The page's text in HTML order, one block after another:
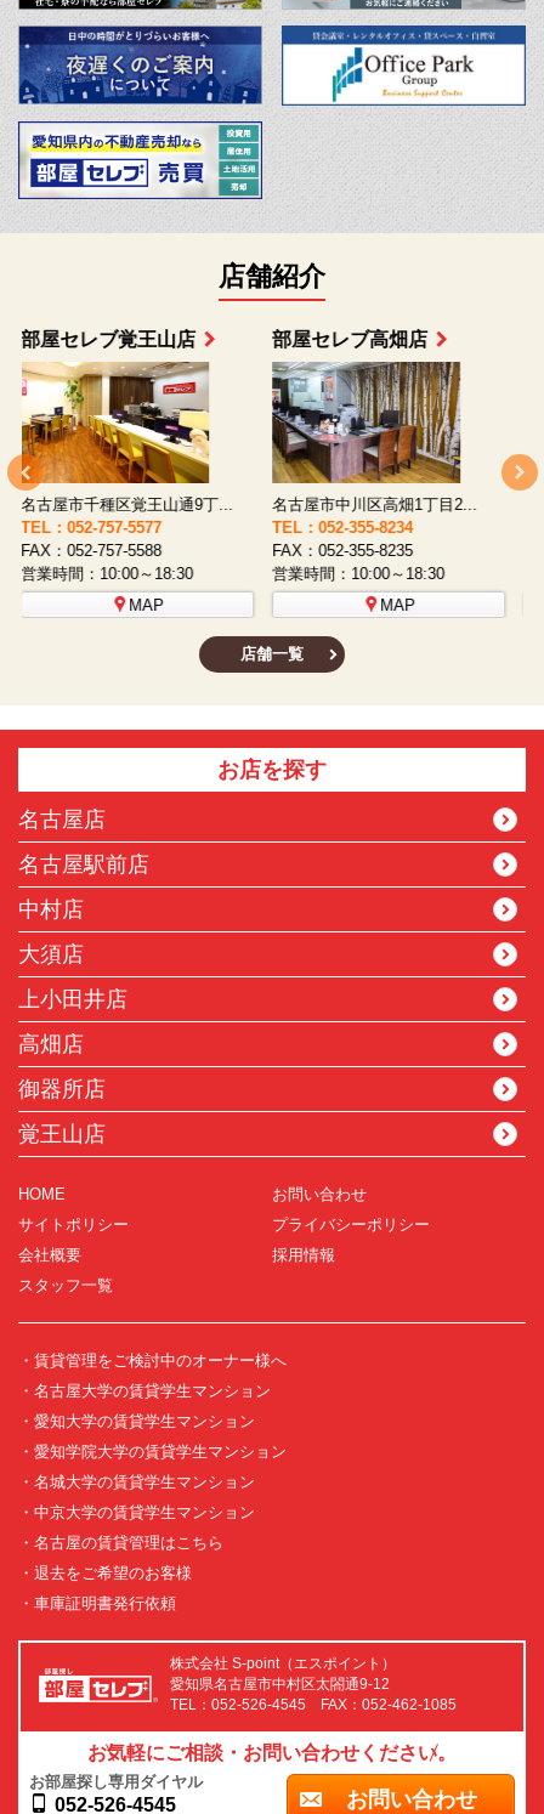
店舗紹介
部屋セレブ上小田井店
名古屋市西区八筋町277 ...
TEL：052-508-5933
FAX：052-508-5930
営業時間：10:00～18:30
MAP
部屋セレブ中村店
名古屋市中村区太閤通9-1...
TEL：052-481-0853
FAX：052-481-3587
営業時間：10:00～18:30
MAP
店舗一覧
お店を探す
名古屋店
名古屋駅前店
中村店
大須店
上小田井店
高畑店
御器所店
覚王山店
HOME
お問い合わせ
サイトポリシー
プライバシーポリシー
会社概要
採用情報
スタッフ一覧
・賃貸管理をご検討中のオーナー様へ
・名古屋大学の賃貸学生マンション
・愛知大学の賃貸学生マンション
・愛知学院大学の賃貸学生マンション
・名城大学の賃貸学生マンション
・中京大学の賃貸学生マンション
・名古屋の賃貸管理はこちら
・退去をご希望のお客様
・車庫証明書発行依頼
株式会社 S-point（エスポイント）
愛知県名古屋市中村区太閤通9-12
TEL：052-526-4545 FAX：052-462-1085
お気軽にご相談・お問い合わせください。
お部屋探し専用ダイヤル
052-526-4545 お問い合わせ